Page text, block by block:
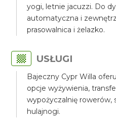
yogi, letnie jacuzzi. Do
automatyczna i
prasowalnica i żelazko.
USŁUGI
Bajeczny Cypr Willa
opcje wyżywienia,
wypożyczalnię rowerów,
hulajnogi.